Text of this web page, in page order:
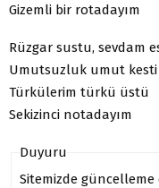
Gizemli bir rotadayım
Rüzgar sustu, sevdam
Umutsuzluk umut kesti
Türkülerim türkü üstü
Sekizinci notadayım
Duyuru
Sitemizde güncelleme